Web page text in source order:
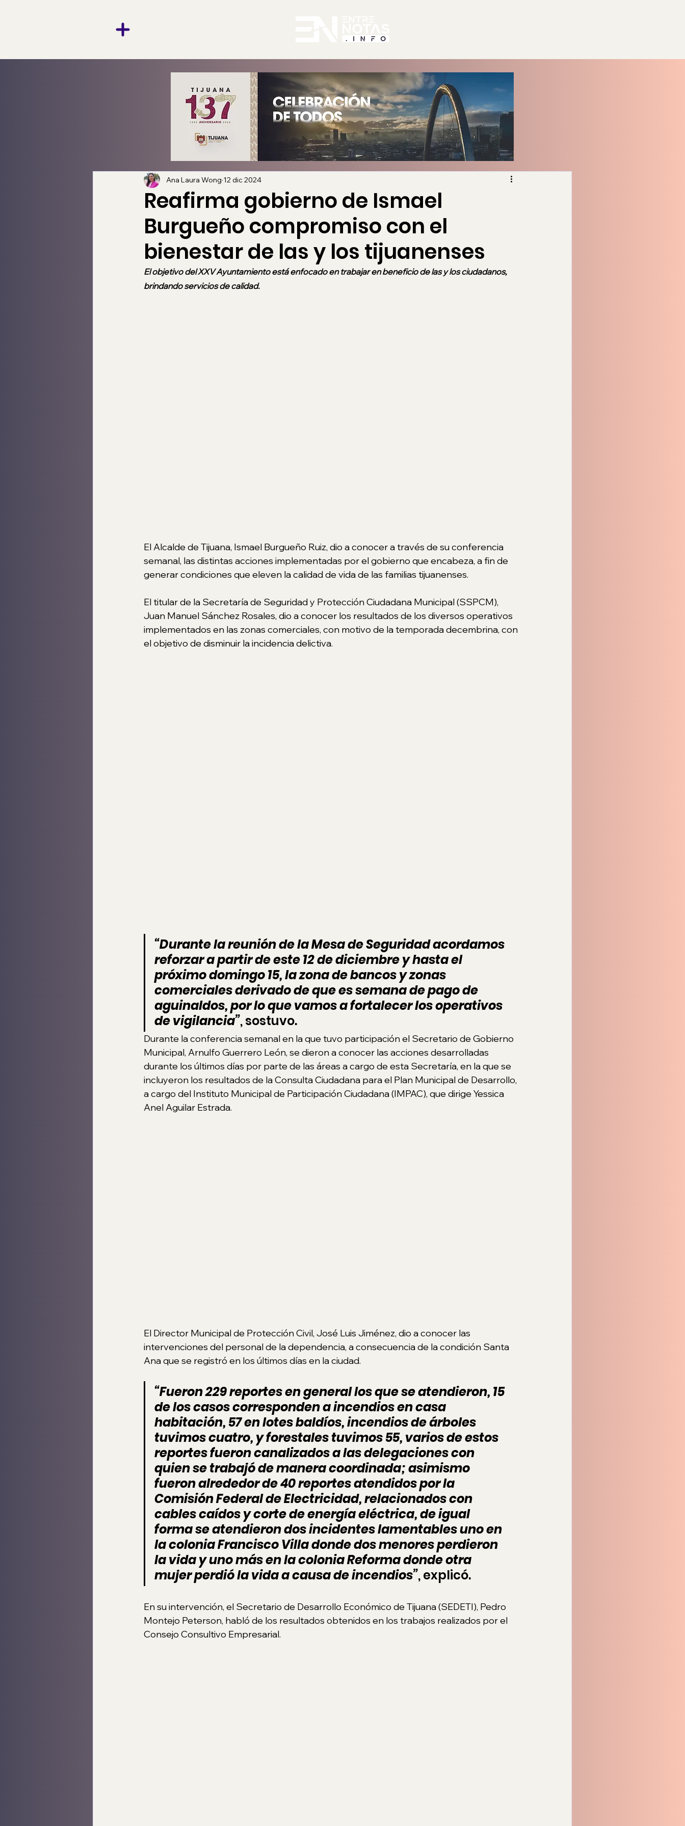
Reafirma gobierno de Ismael
Burgueño compromiso con el
bienestar de las y los tijuanenses
Ana Laura Wong 12 dic 2024
El objetivo del XXV Ayuntamiento está enfocado en trabajar en beneficio de las y los ciudadanos,
brindando servicios de calidad.
El Alcalde de Tijuana, Ismael Burgueño Ruiz, dio a conocer a través de su conferencia
semanal, las distintas acciones implementadas por el gobierno que encabeza, a fin de
generar condiciones que eleven la calidad de vida de las familias tijuanenses.
El titular de la Secretaría de Seguridad y Protección Ciudadana Municipal (SSPCM),
Juan Manuel Sánchez Rosales, dio a conocer los resultados de los diversos operativos
implementados en las zonas comerciales, con motivo de la temporada decembrina, con
el objetivo de disminuir la incidencia delictiva.
“Durante la reunión de la Mesa de Seguridad acordamos
reforzar a partir de este 12 de diciembre y hasta el
próximo domingo 15, la zona de bancos y zonas
comerciales derivado de que es semana de pago de
aguinaldos, por lo que vamos a fortalecer los operativos
de vigilancia”, sostuvo.
Durante la conferencia semanal en la que tuvo participación el Secretario de Gobierno
Municipal, Arnulfo Guerrero León, se dieron a conocer las acciones desarrolladas
durante los últimos días por parte de las áreas a cargo de esta Secretaría, en la que se
incluyeron los resultados de la Consulta Ciudadana para el Plan Municipal de Desarrollo,
a cargo del Instituto Municipal de Participación Ciudadana (IMPAC), que dirige Yessica
Anel Aguilar Estrada.
El Director Municipal de Protección Civil, José Luis Jiménez, dio a conocer las
intervenciones del personal de la dependencia, a consecuencia de la condición Santa
Ana que se registró en los últimos días en la ciudad.
“Fueron 229 reportes en general los que se atendieron, 15
de los casos corresponden a incendios en casa
habitación, 57 en lotes baldíos, incendios de árboles
tuvimos cuatro, y forestales tuvimos 55, varios de estos
reportes fueron canalizados a las delegaciones con
quien se trabajó de manera coordinada; asimismo
fueron alrededor de 40 reportes atendidos por la
Comisión Federal de Electricidad, relacionados con
cables caídos y corte de energía eléctrica, de igual
forma se atendieron dos incidentes lamentables uno en
la colonia Francisco Villa donde dos menores perdieron
la vida y uno más en la colonia Reforma donde otra
mujer perdió la vida a causa de incendios”, explicó.
En su intervención, el Secretario de Desarrollo Económico de Tijuana (SEDETI), Pedro
Montejo Peterson, habló de los resultados obtenidos en los trabajos realizados por el
Consejo Consultivo Empresarial.